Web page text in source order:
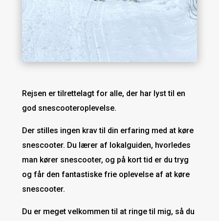
Rejsen er tilrettelagt for alle, der har lyst til en
god snescooteroplevelse.
Der stilles ingen krav til din erfaring med at køre
snescooter. Du lærer af lokalguiden, hvorledes
man kører snescooter, og på kort tid er du tryg
og får den fantastiske frie oplevelse af at køre
snescooter.
Du er meget velkommen til at ringe til mig, så du